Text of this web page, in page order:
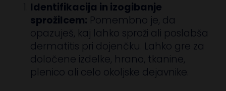
Identifikacija in izogibanje
sprožilcem: Pomembno je, da
opazuješ, kaj lahko sproži ali poslabša
dermatitis pri dojenčku. Lahko gre za
določene izdelke, hrano, tkanine,
plenico ali celo okoljske dejavnike.